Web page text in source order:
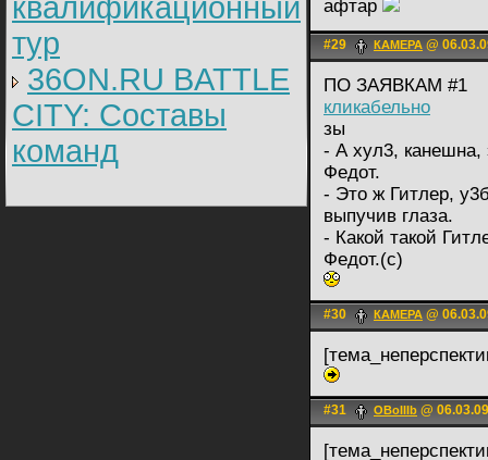
квалификационный
тур
36ON.RU BATTLE
CITY: Составы
команд
афтар
#29 КАМЕРА @
ПО ЗАЯВКАМ #1
кликабельно
зы
- А хул3, канешна,
Федот.
- Это ж Гитлер,
выпучив глаза.
- Какой такой
Федот.(с)
#30 КАМЕРА @
#31 OBoIIIb @